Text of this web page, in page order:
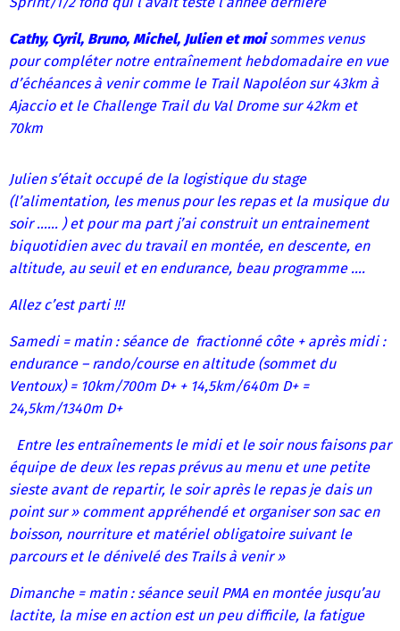
Cathy, Cyril, Bruno, Michel, Julien et moisommes venus
pour compléter notre entraînement hebdomadaire en vue
d’échéances à venir comme le Trail Napoléon sur 43km à
Ajaccio et le Challenge Trail du Val Drome sur 42km et
70km
Julien s’était occupé de la logistique du stage
(l’alimentation, les menus pour les repas et la musique du
soir …… ) et pour ma part j’ai construit un entrainement
biquotidien avec du travail en montée, en descente, en
altitude, au seuil et en endurance, beau programme ….
Allez c’est parti !!!
Samedi = matin : séance de fractionné côte + après midi :
endurance – rando/course en altitude (sommet du
Ventoux) = 10km/700m D+ + 14,5km/640m D+ =
24,5km/1340m D+
Entre les entraînements le midi et le soir nous faisons par
équipe de deux les repas prévus au menu et une petite
sieste avant de repartir, le soir après le repas je dais un
point sur » comment appréhendé et organiser son sac en
boisson, nourriture et matériel obligatoire suivant le
parcours et le dénivelé des Trails à venir »
Dimanche = matin : séance seuil PMA en montée jusqu’au
lactite, la mise en action est un peu difficile, la fatigue